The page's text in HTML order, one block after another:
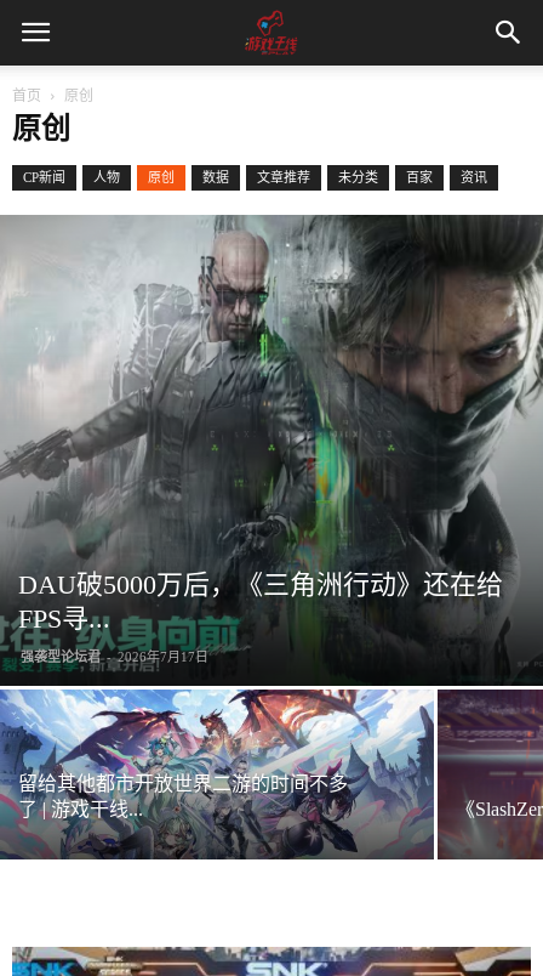
首页 原创
原创
CP新闻 人物 原创 数据 文章推荐 未分类 百家 资讯
DAU破5000万后，《三角洲行动》还在给
FPS寻...
强袭型论坛君 - 2026年7月17日
留给其他都市开放世界二游的时间不多
了 | 游戏干线...
《